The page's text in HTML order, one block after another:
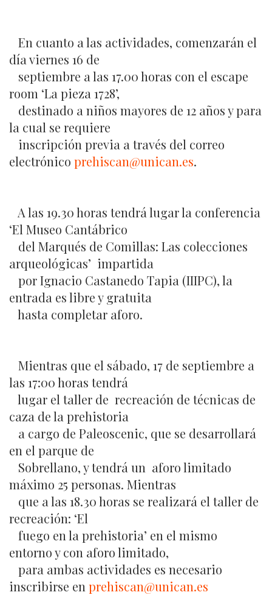
En cuanto a las actividades, comenzarán el
día viernes 16 de
septiembre a las 17.00 horas con el escape
room ‘La pieza 1728’,
destinado a niños mayores de 12 años y para
la cual se requiere
inscripción previa a través del correo
electrónico prehiscan@unican.es.
A las 19.30 horas tendrá lugar la conferencia
‘El Museo Cantábrico
del Marqués de Comillas: Las colecciones
arqueológicas’ impartida
por Ignacio Castanedo Tapia (IIIPC), la
entrada es libre y gratuita
hasta completar aforo.
Mientras que el sábado, 17 de septiembre a
las 17:00 horas tendrá
lugar el taller de recreación de técnicas de
caza de la prehistoria
a cargo de Paleoscenic, que se desarrollará
en el parque de
Sobrellano, y tendrá un aforo limitado
máximo 25 personas. Mientras
que a las 18.30 horas se realizará el taller de
recreación: ‘El
fuego en la prehistoria’ en el mismo
entorno y con aforo limitado,
para ambas actividades es necesario
inscribirse en prehiscan@unican.es